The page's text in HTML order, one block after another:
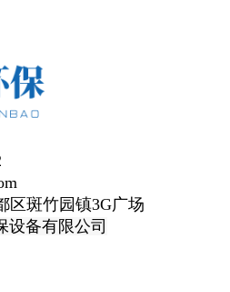
区斑竹园镇3G广场
设备有限公司